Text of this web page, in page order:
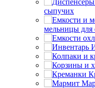
сыпучих
мельницы для